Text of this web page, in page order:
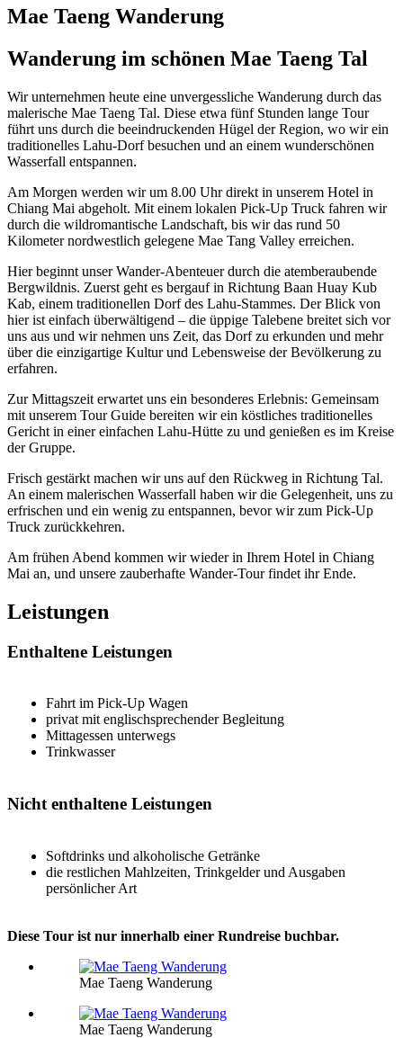
Mae Taeng Wanderung
Wanderung im schönen Mae Taeng Tal
Wir unternehmen heute eine unvergessliche Wanderung durch das
malerische Mae Taeng Tal. Diese etwa fünf Stunden lange Tour
führt uns durch die beeindruckenden Hügel der Region, wo wir ein
traditionelles Lahu-Dorf besuchen und an einem wunderschönen
Wasserfall entspannen.
Am Morgen werden wir um 8.00 Uhr direkt in unserem Hotel in
Chiang Mai abgeholt. Mit einem lokalen Pick-Up Truck fahren wir
durch die wildromantische Landschaft, bis wir das rund 50
Kilometer nordwestlich gelegene Mae Tang Valley erreichen.
Hier beginnt unser Wander-Abenteuer durch die atemberaubende
Bergwildnis. Zuerst geht es bergauf in Richtung Baan Huay Kub
Kab, einem traditionellen Dorf des Lahu-Stammes. Der Blick von
hier ist einfach überwältigend – die üppige Talebene breitet sich vor
uns aus und wir nehmen uns Zeit, das Dorf zu erkunden und mehr
über die einzigartige Kultur und Lebensweise der Bevölkerung zu
erfahren.
Zur Mittagszeit erwartet uns ein besonderes Erlebnis: Gemeinsam
mit unserem Tour Guide bereiten wir ein köstliches traditionelles
Gericht in einer einfachen Lahu-Hütte zu und genießen es im Kreise
der Gruppe.
Frisch gestärkt machen wir uns auf den Rückweg in Richtung Tal.
An einem malerischen Wasserfall haben wir die Gelegenheit, uns zu
erfrischen und ein wenig zu entspannen, bevor wir zum Pick-Up
Truck zurückkehren.
Am frühen Abend kommen wir wieder in Ihrem Hotel in Chiang
Mai an, und unsere zauberhafte Wander-Tour findet ihr Ende.
Leistungen
Enthaltene Leistungen
Fahrt im Pick-Up Wagen
privat mit englischsprechender Begleitung
Mittagessen unterwegs
Trinkwasser
Nicht enthaltene Leistungen
Softdrinks und alkoholische Getränke
die restlichen Mahlzeiten, Trinkgelder und Ausgaben
persönlicher Art
Diese Tour ist nur innerhalb einer Rundreise buchbar.
Mae Taeng Wanderung
Mae Taeng Wanderung